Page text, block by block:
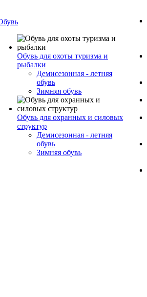
Обувь для охоты туризма и
рыбалки
Демисезонная - летняя
обувь
Зимняя обувь
Обувь для охранных и силовых
структур
Демисезонная - летняя
обувь
Зимняя обувь